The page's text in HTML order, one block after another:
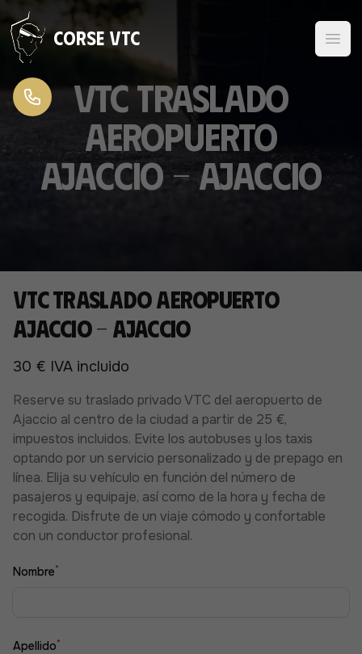
Ir al contenido
Corse VTC
VTC traslado
aeropuerto
Ajaccio - Ajaccio
VTC traslado aeropuerto
Ajaccio - Ajaccio
30 € IVA incluido
Reserve su traslado privado VTC del aeropuerto de
Ajaccio al centro de la ciudad a partir de 25 €,
impuestos incluidos. Evite los autobuses y los taxis
optando por un servicio personalizado y de prepago en
línea. Elija su vehículo en función del número de
pasajeros y equipaje, así como de la hora y fecha de
recogida. Disfrute de un viaje cómodo y confortable
con un conductor profesional.
Nombre*
Apellido*